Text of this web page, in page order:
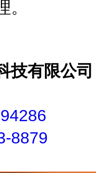
技有限公司
8879